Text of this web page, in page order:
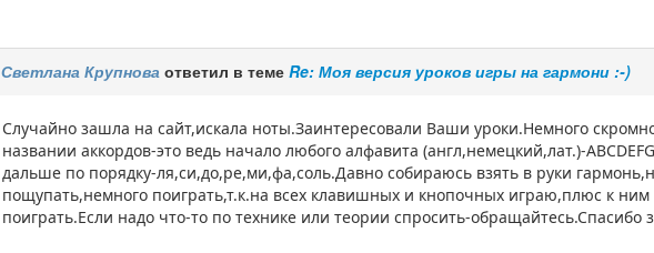
Светлана Крупнова ответил в темеRe: Моя версия уроков игры на гармони :-)
Случайно зашла на сайт,искала ноты.Заинтересовали Ваши уроки.Немного
названии аккордов-это ведь начало любого алфавита (англ,немецкий,лат.)-
дальше по порядку-ля,си,до,ре,ми,фа,соль.Давно собираюсь взять в руки
пощупать,немного поиграть,т.к.на всех клавишных и кнопочных играю,плюс к
поиграть.Если надо что-то по технике или теории спросить-обращайтесь.Спасибо